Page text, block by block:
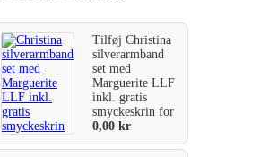
TilføjChristina
silverarmband
set med
Marguerite LLF
inkl. gratis
smyckeskrinfor
0,00kr